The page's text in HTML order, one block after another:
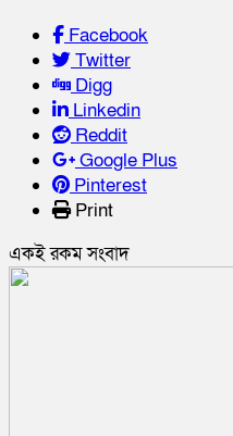
Facebook
Twitter
Digg
Linkedin
Reddit
Google Plus
Pinterest
Print
একই রকম সংবাদ